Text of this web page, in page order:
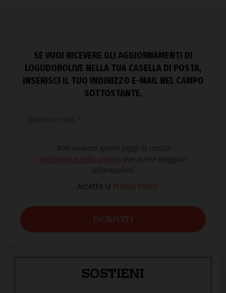
SE VUOI RICEVERE GLI AGGIORNAMENTI DI
LOGUDOROLIVE NELLA TUA CASELLA DI POSTA,
INSERISCI IL TUO INDIRIZZO E-MAIL NEL CAMPO
SOTTOSTANTE.
Non inviamo spam! Leggi la nostra
Informativa sulla privacyper avere maggiori
informazioni.
Accetto la Privacy Policy
SOSTIENI